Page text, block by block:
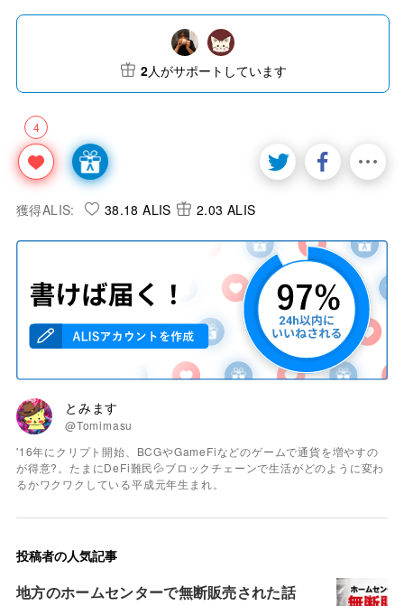
4
2人がサポートしています
獲得ALIS: 38.18 ALIS 2.03 ALIS
とみます
@Tomimasu
'16年にクリプト開始、BCGやGameFiなどのゲームで通貨を増やすの
が得意?。たまにDeFi難民💦ブロックチェーンで生活がどのように変わ
るかワクワクしている平成元年生まれ。
投稿者の人気記事
地方のホームセンターで無断販売された話